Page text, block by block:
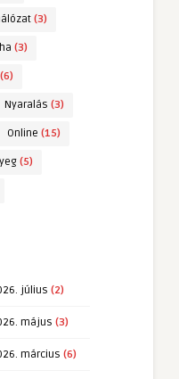
(3)
(3)
(6)
Nyaralás (3)
Online (15)
(5)
július (2)
május (3)
március (6)